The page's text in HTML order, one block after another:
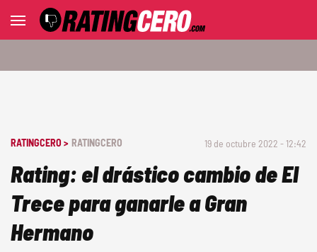
RATINGCERO > RATINGCERO 19 de octubre 2022 - 12:42
Rating: el drástico cambio de El
Trece para ganarle a Gran
Hermano